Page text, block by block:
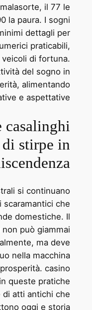
il 77 le
la paura. I sogni
dettagli per
praticabili,
di fortuna.
del sogno in
alimentando
e aspettative.
casalinghi
di stirpe in
si continuano
che
domestiche. Il
può giammai
ma deve
nella macchina
casino
queste pratiche
di atti antichi che
oggi e storia.